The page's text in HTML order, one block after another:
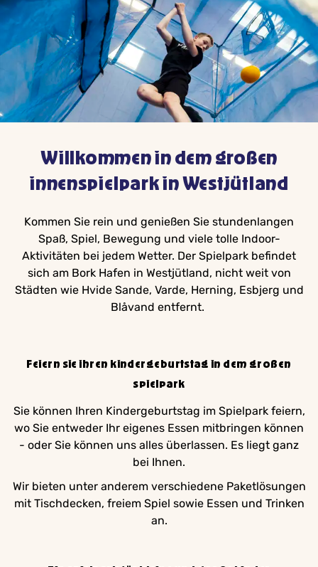
Willkommen in dem großen
innenspielpark in Westjütland
Kommen Sie rein und genießen Sie stundenlangen
Spaß, Spiel, Bewegung und viele tolle Indoor-
Aktivitäten bei jedem Wetter. Der Spielpark befindet
sich am Bork Hafen in Westjütland, nicht weit von
Städten wie Hvide Sande, Varde, Herning, Esbjerg und
Blåvand entfernt.
Feiern sie ihren kindergeburtstag in dem großen
spielpark
Sie können Ihren Kindergeburtstag im Spielpark feiern,
wo Sie entweder Ihr eigenes Essen mitbringen können
- oder Sie können uns alles überlassen. Es liegt ganz
bei Ihnen.
Wir bieten unter anderem verschiedene Paketlösungen
mit Tischdecken, freiem Spiel sowie Essen und Trinken
an.